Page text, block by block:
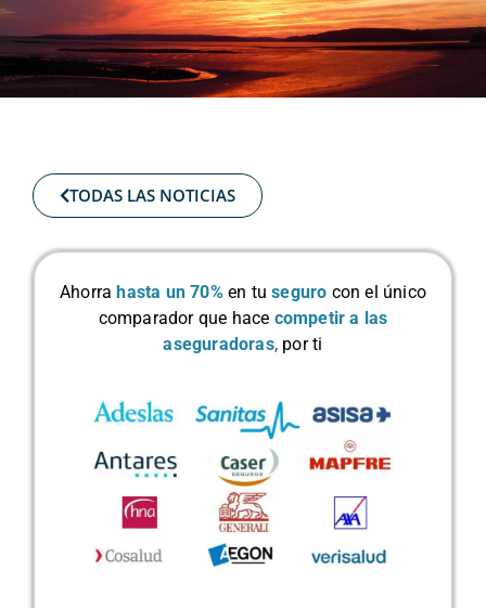
TODAS LAS NOTICIAS
Ahorra hasta un 70% en tuseguro con el único
comparador que hace competir a las
aseguradoras, por ti